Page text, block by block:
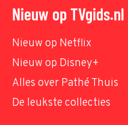
Nieuw op TVgids.nl
Nieuw op Netflix
Nieuw op Disney+
Alles over Pathé Thuis
De leukste collecties